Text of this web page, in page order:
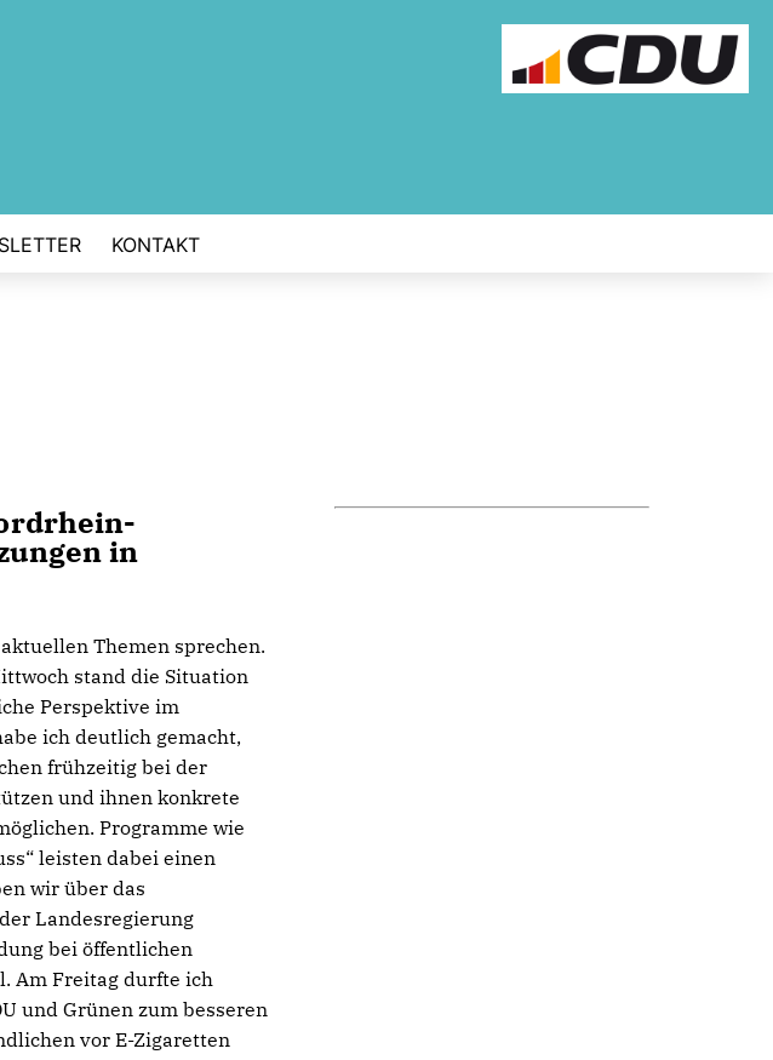
KONTAKT
in
Themen sprechen.
stand die Situation
Perspektive im
ich deutlich gemacht,
frühzeitig bei der
und ihnen konkrete
Programme wie
leisten dabei einen
wir über das
Landesregierung
bei öffentlichen
Am Freitag durfte ich
und Grünen zum besseren
vor E-Zigaretten